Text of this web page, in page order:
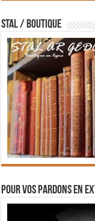
STAL / BOUTIQUE
Pour vos pardons en